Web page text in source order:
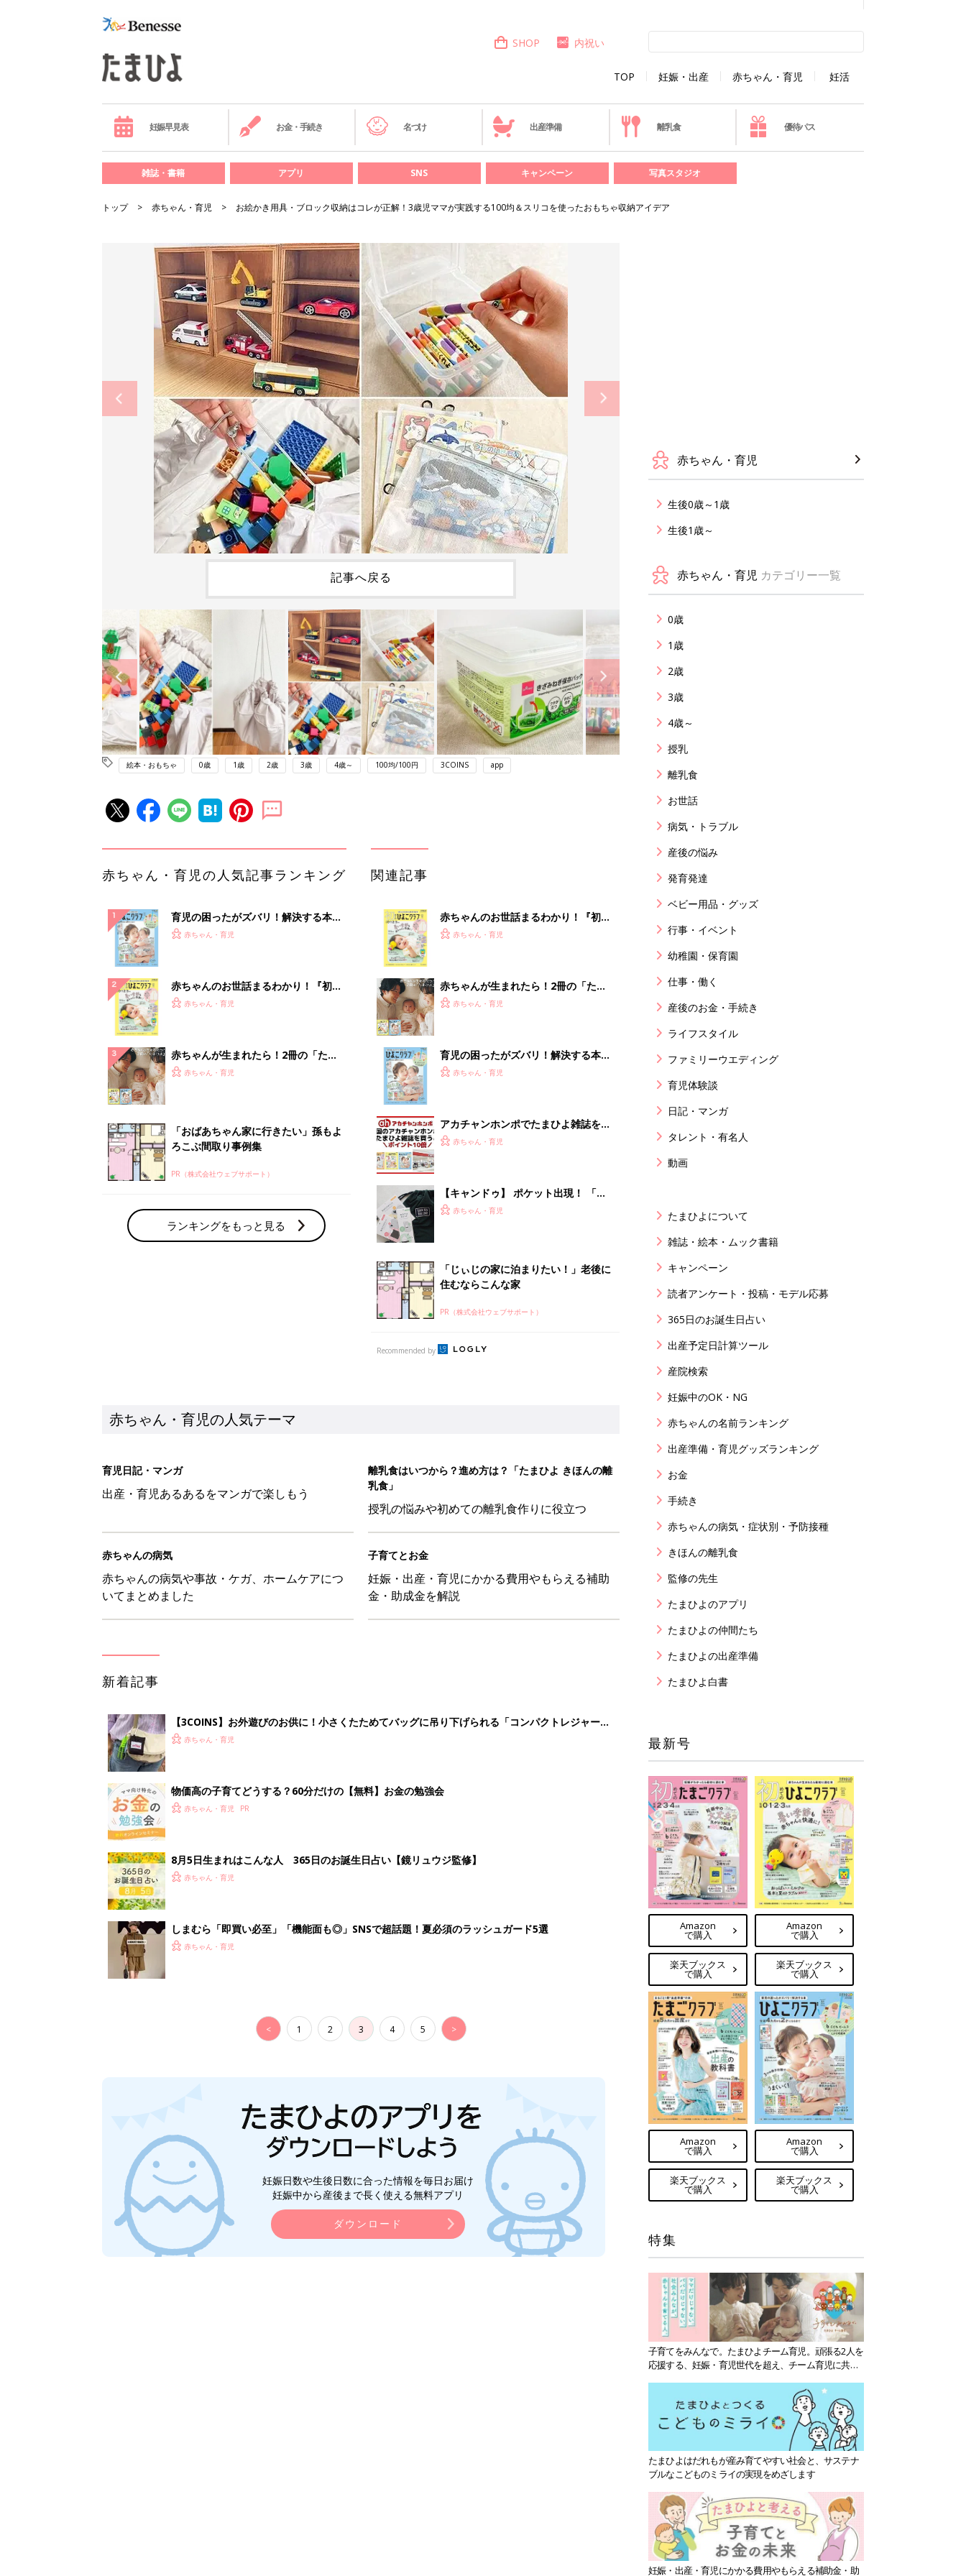
TOP 妊娠・出産 赤ちゃん・育児 妊活
SHOP 内祝い
妊娠早見表 お金・手続き 名づけ 出産準備 離乳食 優待パス
雑誌・書籍 アプリ SNS キャンペーン 写真スタジオ
トップ 赤ちゃん・育児 お絵かき用具・ブロック収納はコレが正解！3歳児ママが実践する100均＆スリコを使ったおもちゃ収納アイデア
記事へ戻る
絵本・おもちゃ 0歳 1歳 2歳 3歳 4歳～ 100均/100円 3COINS app
赤ちゃん・育児の人気記事ランキング
育児の困ったがズバリ！解決する本
『ひよこクラブ 夏号』 4カ月～2才
赤ちゃん・育児
赤ちゃんのお世話まるわかり！『初め
てのひよこクラブ 夏号』〈巻頭大特
赤ちゃん・育児
赤ちゃんが生まれたら！2冊の「たま
ひよ」
赤ちゃん・育児
「おばあちゃん家に行きたい」孫もよ
ろこぶ間取り事例集
PR（株式会社ウェブサポート）
ランキングをもっと見る
関連記事
赤ちゃんのお世話まるわかり！『初め
てのひよこクラブ 夏号』〈巻頭大特
赤ちゃん・育児
赤ちゃんが生まれたら！2冊の「たま
ひよ」
赤ちゃん・育児
育児の困ったがズバリ！解決する本
『ひよこクラブ 夏号』 4カ月～2才
赤ちゃん・育児
アカチャンホンポでたまひよ雑誌を買
うとポイント10倍【期間限定】
赤ちゃん・育児
【キャンドゥ】 ポケット出現！ 「収
納性ゼロ」バッグが、まさかの理想的
赤ちゃん・育児
「じぃじの家に泊まりたい！」老後に
住むならこんな家
PR（株式会社ウェブサポート）
Recommended by
赤ちゃん・育児の人気テーマ
育児日記・マンガ
出産・育児あるあるをマンガで楽しもう
離乳食はいつから？進め方は？「たまひよ きほんの離
乳食」
授乳の悩みや初めての離乳食作りに役立つ
赤ちゃんの病気
赤ちゃんの病気や事故・ケガ、ホームケアにつ
いてまとめました
子育てとお金
妊娠・出産・育児にかかる費用やもらえる補助
金・助成金を解説
新着記事
【3COINS】お外遊びのお供に！小さくたためてバッグに吊り下げられる「コンパクトレジャーシ
ート」
赤ちゃん・育児
物価高の子育てどうする？60分だけの【無料】お金の勉強会
赤ちゃん・育児
8月5日生まれはこんな人 365日のお誕生日占い【鏡リュウジ監修】
赤ちゃん・育児
しまむら「即買い必至」「機能面も◎」SNSで超話題！夏必須のラッシュガード5選
赤ちゃん・育児
< 1 2 3 4 5 >
妊娠日数や生後日数に合った情報を毎日お届け
妊娠中から産後まで長く使える無料アプリ
ダウンロード
赤ちゃん・育児
生後0歳～1歳
生後1歳～
赤ちゃん・育児 カテゴリー一覧
0歳
1歳
2歳
3歳
4歳～
授乳
離乳食
お世話
病気・トラブル
産後の悩み
発育発達
ベビー用品・グッズ
行事・イベント
幼稚園・保育園
仕事・働く
産後のお金・手続き
ライフスタイル
ファミリーウエディング
育児体験談
日記・マンガ
タレント・有名人
動画
たまひよについて
雑誌・絵本・ムック書籍
キャンペーン
読者アンケート・投稿・モデル応募
365日のお誕生日占い
出産予定日計算ツール
産院検索
妊娠中のOK・NG
赤ちゃんの名前ランキング
出産準備・育児グッズランキング
お金
手続き
赤ちゃんの病気・症状別・予防接種
きほんの離乳食
監修の先生
たまひよのアプリ
たまひよの仲間たち
たまひよの出産準備
たまひよ白書
最新号
Amazon
で購入
楽天ブックス
で購入
Amazon
で購入
楽天ブックス
で購入
Amazon
で購入
楽天ブックス
で購入
Amazon
で購入
楽天ブックス
で購入
特集
子育てをみんなで。たまひよチーム育児。頑張る2人を
応援する、妊娠・育児世代を超え、チーム育児に共感
たまひよはだれもが産み育てやすい社会と、サステナ
ブルなこどものミライの実現をめざします
妊娠・出産・育児にかかる費用やもらえる補助金・助